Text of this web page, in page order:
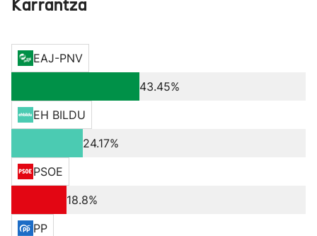
Karrantza
EAJ-PNV
43.45%
EH BILDU
24.17%
PSOE
18.8%
PP